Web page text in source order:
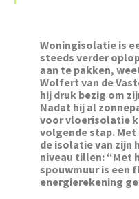
Woningisolatie is
steeds verder
aan te pakken,
Wolfert van de
hij druk bezig om
Nadat hij al
voor vloerisolatie
volgende stap.
de isolatie van zijn
niveau tillen: “Met
spouwmuur is een
energierekening